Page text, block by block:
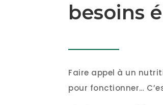
besoins
Faire appel à un
pour fonctionner…